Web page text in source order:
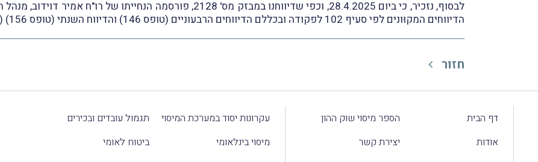
לבסוף, נזכיר, כי ביום 28.4.2025, וכפי שדיווחנו במבזק מס' 2128, פורסמה
הדיווחים המקוּונים לפי סעיף 102 לפקודה ובכללם הדיווחים הרבעוניים (טופס 146) והדיווח השנתי (טופס 156) (
חזור
דף הבית
אודות
הספר מיסוי שוק ההון
יצירת קשר
עקרונות יסוד במערכת המיסוי
מיסוי בינלאומי
תגמול עובדים ובכירים
ביטוח לאומי